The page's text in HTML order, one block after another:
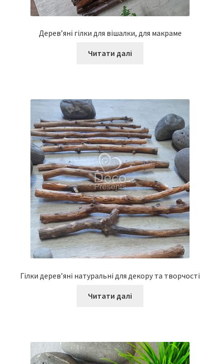
Дерев’яні гілки для вішалки, для макраме
Читати далі
Гілки дерев’яні натуральні для декору та творчості
Читати далі